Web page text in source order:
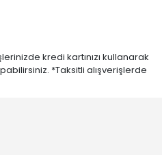
kredi kartınızı kullanarak
*Taksitli alışverişlerde